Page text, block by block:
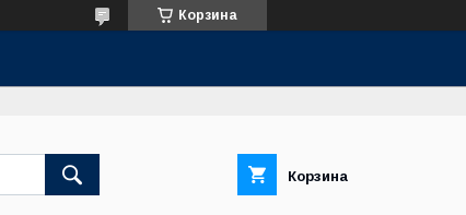
Корзина
Корзина